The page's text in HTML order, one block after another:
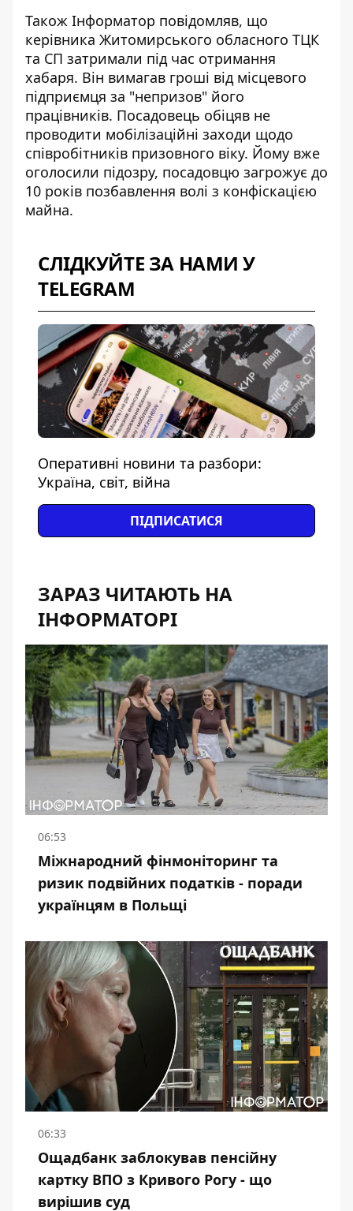
Також Інформатор повідомляв, що
керівника Житомирського обласного ТЦК
та СП затримали під час отримання
хабаря. Він вимагав гроші від місцевого
підприємця за "непризов" його
працівників. Посадовець обіцяв не
проводити мобілізаційні заходи щодо
співробітників призовного віку. Йому вже
оголосили підозру, посадовцю загрожує до
10 років позбавлення волі з конфіскацією
майна.
СЛІДКУЙТЕ ЗА НАМИ У
TELEGRAM
Оперативні новини та разбори:
Україна, світ, війна
ПІДПИСАТИСЯ
ЗАРАЗ ЧИТАЮТЬ НА
ІНФОРМАТОРІ
06:53
Міжнародний фінмоніторинг та
ризик подвійних податків - поради
українцям в Польщі
06:33
Ощадбанк заблокував пенсійну
картку ВПО з Кривого Рогу - що
вирішив суд